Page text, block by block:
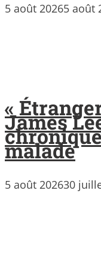
5 août 20265 août
«
James
malade
5 août 202630